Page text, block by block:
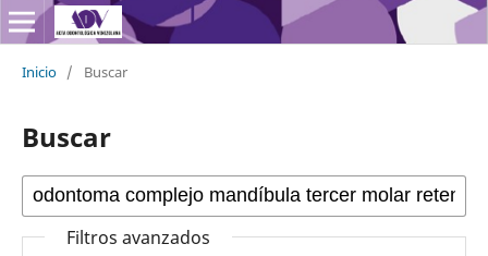
Inicio / Buscar
Buscar
Filtros avanzados